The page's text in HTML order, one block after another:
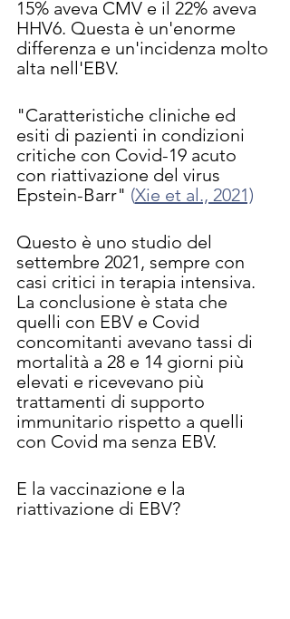
15% aveva CMV e il 22% aveva
HHV6. Questa è un'enorme
differenza e un'incidenza molto
alta nell'EBV.
"Caratteristiche cliniche ed
esiti di pazienti in condizioni
critiche con Covid-19 acuto
con riattivazione del virus
Epstein-Barr" (Xie et al., 2021)
Questo è uno studio del
settembre 2021, sempre con
casi critici in terapia intensiva.
La conclusione è stata che
quelli con EBV e Covid
concomitanti avevano tassi di
mortalità a 28 e 14 giorni più
elevati e ricevevano più
trattamenti di supporto
immunitario rispetto a quelli
con Covid ma senza EBV.
E la vaccinazione e la
riattivazione di EBV?